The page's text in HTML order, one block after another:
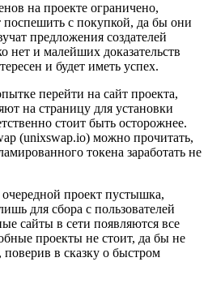
на проекте ограничено,
поспешить с покупкой, да бы они
предложения создателей
нет и малейших доказательств
и будет иметь успех.
перейти на сайт проекта,
на страницу для установки
стоит быть осторожнее.
(unixswap.io) можно прочитать,
токена заработать не
проект пустышка,
для сбора с пользователей
сайты в сети появляются все
проекты не стоит, да бы не
в сказку о быстром